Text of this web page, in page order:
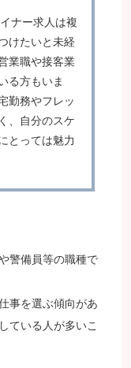
ナー求人は複
けたいと未経
業職や接客業
る方もいま
勤務やフレッ
、自分のスケ
とっては魅力
警備員等の職種で
事を選ぶ傾向があ
ている人が多いこ